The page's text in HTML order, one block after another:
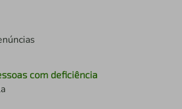
com deficiência